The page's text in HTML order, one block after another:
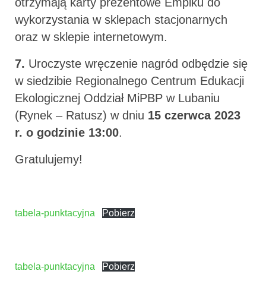
wykorzystania w sklepach stacjonarnych
oraz w sklepie internetowym.
7. Uroczyste wręczenie nagród odbędzie się
w siedzibie Regionalnego Centrum Edukacji
Ekologicznej Oddział MiPBP w Lubaniu
(Rynek – Ratusz) w dniu 15 czerwca 2023
r. o godzinie 13:00.
Gratulujemy!
tabela-punktacyjna Pobierz
tabela-punktacyjna Pobierz